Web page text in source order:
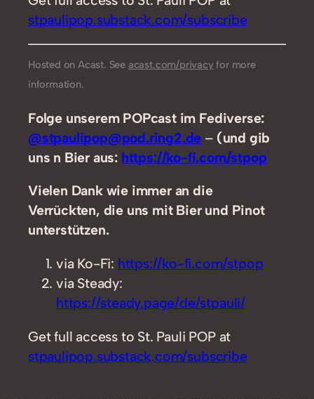
stpaulipop.substack.com/subscribe
Hosted on Acast. See acast.com/privacy for more
information.
Folge unserem POPcast im Fediverse:
@stpaulipop@pod.ring2.de – (und gib
uns n Bier aus: https://ko-fi.com/stpop
Vielen Dank wie immer an die
Verrückten, die uns mit Bier und Pinot
unterstützen.
via Ko-Fi: https://ko-fi.com/stpop
via Steady:
https://steady.page/de/stpauli/
Get full access to St. Pauli POP at
stpaulipop.substack.com/subscribe